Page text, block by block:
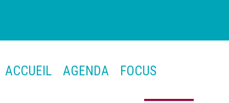
ACCUEIL AGENDA FOCUS